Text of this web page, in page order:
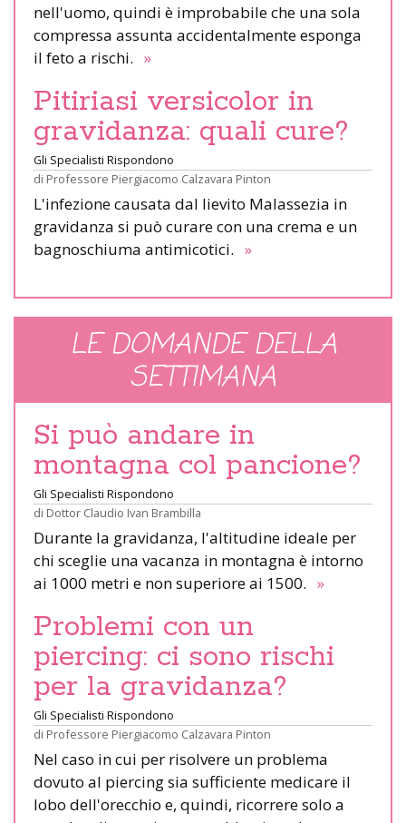
nell'uomo, quindi è improbabile che una sola
compressa assunta accidentalmente esponga
il feto a rischi. »
Pitiriasi versicolor in
gravidanza: quali cure?
Gli Specialisti Rispondono
di Professore Piergiacomo Calzavara Pinton
L'infezione causata dal lievito Malassezia in
gravidanza si può curare con una crema e un
bagnoschiuma antimicotici. »
LE DOMANDE DELLA
SETTIMANA
Si può andare in
montagna col pancione?
Gli Specialisti Rispondono
di Dottor Claudio Ivan Brambilla
Durante la gravidanza, l'altitudine ideale per
chi sceglie una vacanza in montagna è intorno
ai 1000 metri e non superiore ai 1500. »
Problemi con un
piercing: ci sono rischi
per la gravidanza?
Gli Specialisti Rispondono
di Professore Piergiacomo Calzavara Pinton
Nel caso in cui per risolvere un problema
dovuto al piercing sia sufficiente medicare il
lobo dell'orecchio e, quindi, ricorrere solo a